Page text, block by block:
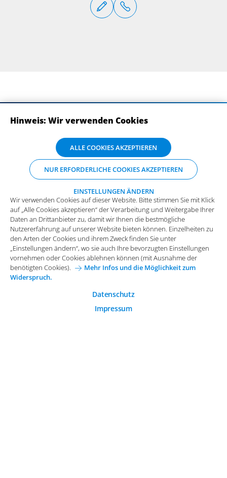
Impressum Datenschutz
Allgemeine Einkaufsbedingungen
Karriere bei Arvato Systems Kontakt
Wir verwenden Cookies auf dieser Website. Bitte stimmen Sie mit Klick
auf „Alle Cookies akzeptieren“ der Verarbeitung und Weitergabe Ihrer
Daten an Drittanbieter zu, damit wir Ihnen die bestmögliche
Nutzererfahrung auf unserer Website bieten können. Einzelheiten zu
den Arten der Cookies und ihrem Zweck finden Sie unter
„Einstellungen ändern“, wo sie auch Ihre bevorzugten Einstellungen
vornehmen oder Cookies ablehnen können (mit Ausnahme der
benötigten Cookies).
Mehr Infos und die Möglichkeit zum
Widerspruch.
Datenschutz
Impressum
Hinweis: Wir verwenden Cookies
ALLE COOKIES AKZEPTIEREN
NUR ERFORDERLICHE COOKIES AKZEPTIEREN
EINSTELLUNGEN ÄNDERN
Wir verwenden Cookies auf dieser Website. Bitte stimmen Sie mit Klick
auf „Alle Cookies akzeptieren“ der Verarbeitung und Weitergabe Ihrer
Daten an Drittanbieter zu, damit wir Ihnen die bestmögliche
Nutzererfahrung auf unserer Website bieten können. Einzelheiten zu
den Arten der Cookies und ihrem Zweck finden Sie unter
„Einstellungen ändern“, wo sie auch Ihre bevorzugten Einstellungen
vornehmen oder Cookies ablehnen können (mit Ausnahme der
benötigten Cookies).
Mehr Infos und die Möglichkeit zum
Widerspruch.
Funktionale Cookies
Diese Cookies sind essenziell wichtig für die einwandfreie
Funktion der Website.
Analytische Cookies
Analytische Cookies werden verwendet, um das